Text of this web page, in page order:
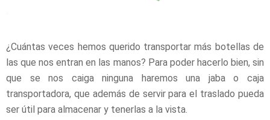
¿Cuántas veces hemos querido transportar más botellas de
las que nos entran en las manos? Para poder hacerlo bien, sin
que se nos caiga ninguna haremos una jaba o caja
transportadora, que además de servir para el traslado pueda
ser útil para almacenar y tenerlas a la vista.